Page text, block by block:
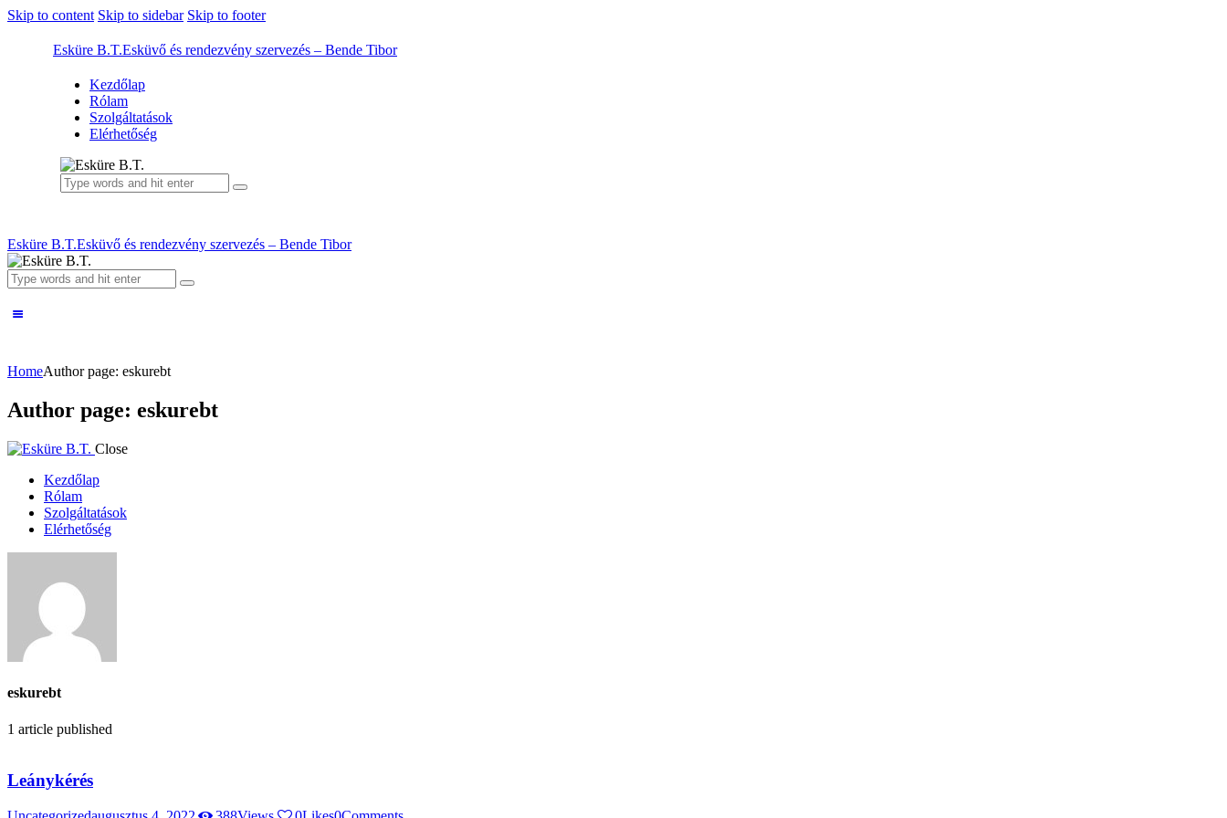
Skip to content Skip to sidebar Skip to footer
Esküre B.T.Esküvő és rendezvény szervezés – Bende Tibor
Kezdőlap
Rólam
Szolgáltatások
Elérhetőség
Esküre B.T.Esküvő és rendezvény szervezés – Bende Tibor
HomeAuthor page: eskurebt
Author page: eskurebt
Close
Kezdőlap
Rólam
Szolgáltatások
Elérhetőség
eskurebt
1 article published
Leánykérés